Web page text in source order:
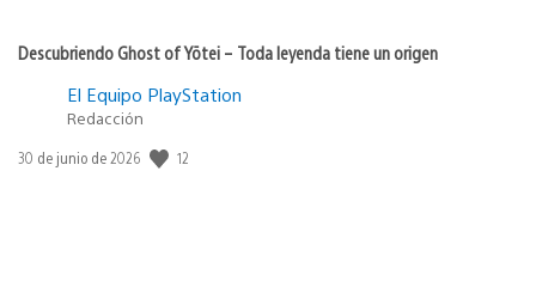
Descubriendo Ghost of Yōtei – Toda leyenda tiene un origen
El Equipo PlayStation
Redacción
Fecha
30 de junio de 2026 12